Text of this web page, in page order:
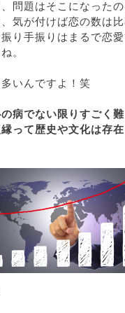
問題はそこになった
気が付けば恋の数は
り手振りはまるで恋愛
。
いんですよ！笑
病でない限りすごく難
って歴史や文化は存